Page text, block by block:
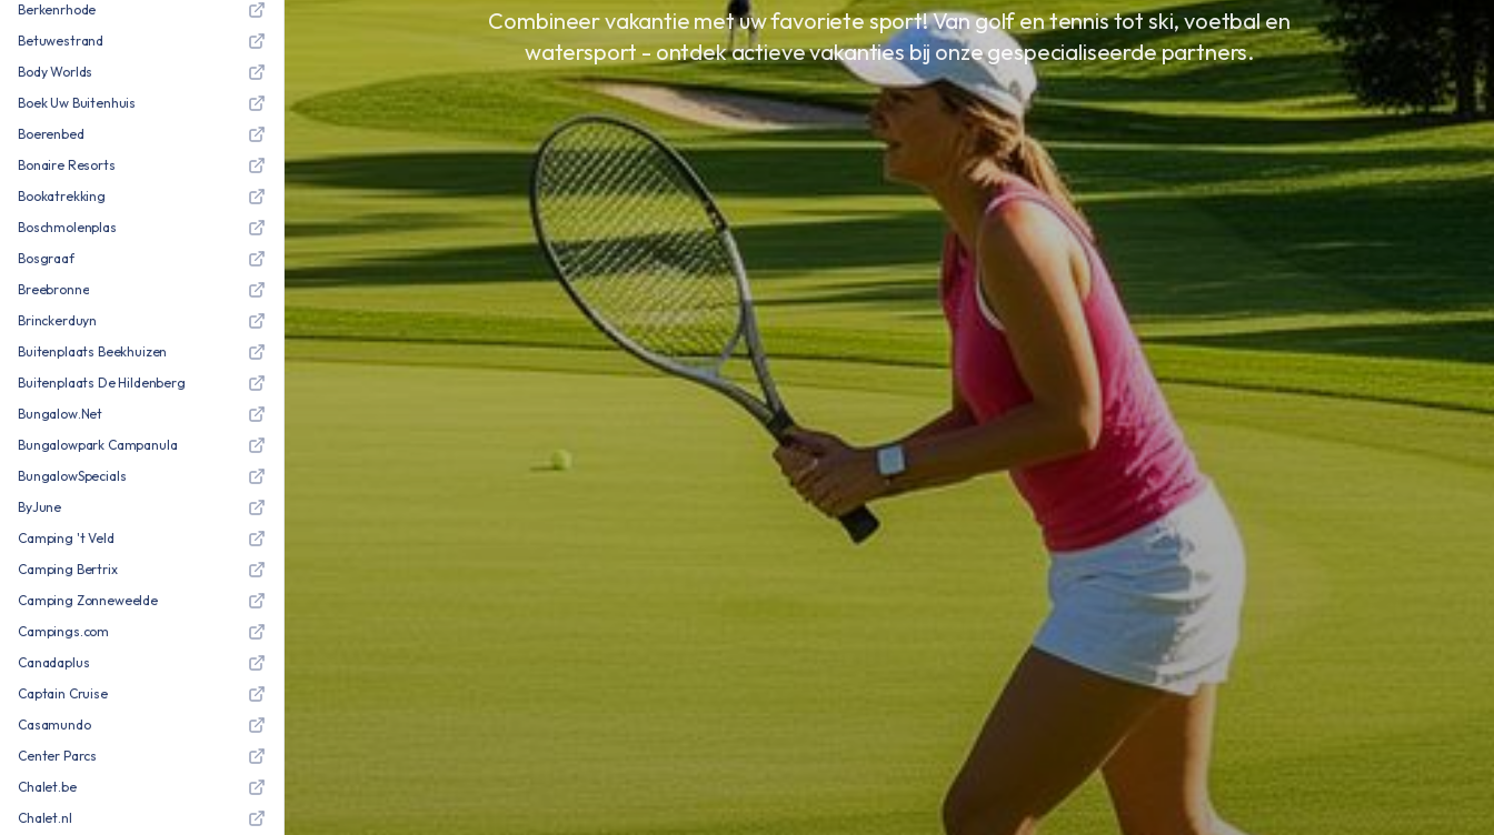
Berkenrhode
Betuwestrand
Body Worlds
Boek Uw Buitenhuis
Boerenbed
Bonaire Resorts
Bookatrekking
Boschmolenplas
Bosgraaf
Breebronne
Brinckerduyn
Buitenplaats Beekhuizen
Buitenplaats De Hildenberg
Bungalow.Net
Bungalowpark Campanula
BungalowSpecials
ByJune
Camping 't Veld
Camping Bertrix
Camping Zonneweelde
Campings.com
Canadaplus
Captain Cruise
Casamundo
Center Parcs
Chalet.be
Chalet.nl
Combineer vakantie met uw favoriete sport! Van golf en tennis tot ski, voetbal en
watersport - ontdek actieve vakanties bij onze gespecialiseerde partners.